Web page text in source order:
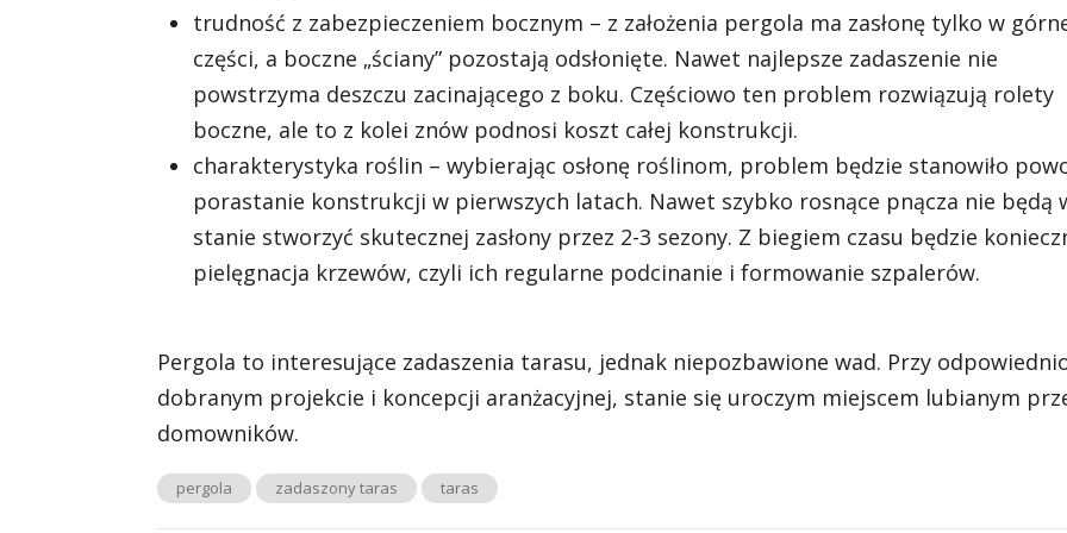
trudność z zabezpieczeniem bocznym – z założenia pergola ma zasłonę tylko w
części, a boczne „ściany” pozostają odsłonięte. Nawet najlepsze zadaszenie nie
powstrzyma deszczu zacinającego z boku. Częściowo ten problem rozwiązują rolety
boczne, ale to z kolei znów podnosi koszt całej konstrukcji.
charakterystyka roślin – wybierając osłonę roślinom, problem będzie stanowiło
porastanie konstrukcji w pierwszych latach. Nawet szybko rosnące pnącza nie będą
stanie stworzyć skutecznej zasłony przez 2-3 sezony. Z biegiem czasu będzie
pielęgnacja krzewów, czyli ich regularne podcinanie i formowanie szpalerów.
Pergola to interesujące zadaszenia tarasu, jednak niepozbawione wad. Przy
dobranym projekcie i koncepcji aranżacyjnej, stanie się uroczym miejscem lubianym
domowników.
pergola zadaszony taras taras